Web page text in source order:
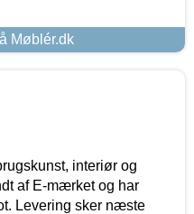
Møblér.dk
interiør og
af E-mærket og har
Levering sker næste